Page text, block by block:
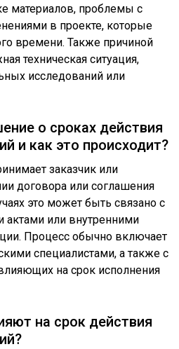
материалов, проблемы с
в проекте, которые
времени. Также причиной
техническая ситуация,
исследований или
о сроках действия
и как это происходит?
заказчик или
договора или соглашения
это может быть связано с
или внутренними
Процесс обычно включает
специалистами, а также с
на срок исполнения
на срок действия